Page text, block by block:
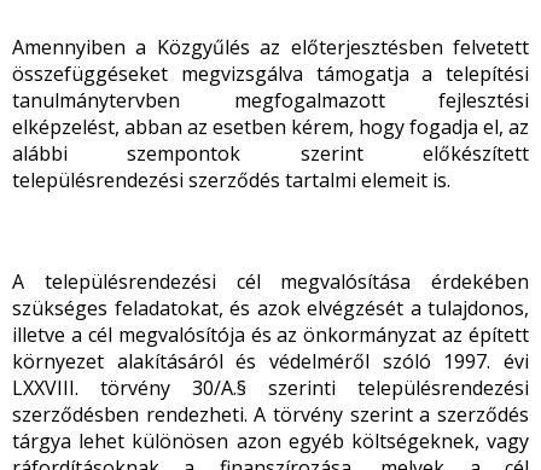
Amennyiben a Közgyűlés az előterjesztésben felvetett
összefüggéseket megvizsgálva támogatja a telepítési
tanulmánytervben megfogalmazott fejlesztési
elképzelést, abban az esetben kérem, hogy fogadja el, az
alábbi szempontok szerint előkészített
településrendezési szerződés tartalmi elemeit is.
A településrendezési cél megvalósítása érdekében
szükséges feladatokat, és azok elvégzését a tulajdonos,
illetve a cél megvalósítója és az önkormányzat az épített
környezet alakításáról és védelméről szóló 1997. évi
LXXVIII. törvény 30/A.§ szerinti településrendezési
szerződésben rendezheti. A törvény szerint a szerződés
tárgya lehet különösen azon egyéb költségeknek, vagy